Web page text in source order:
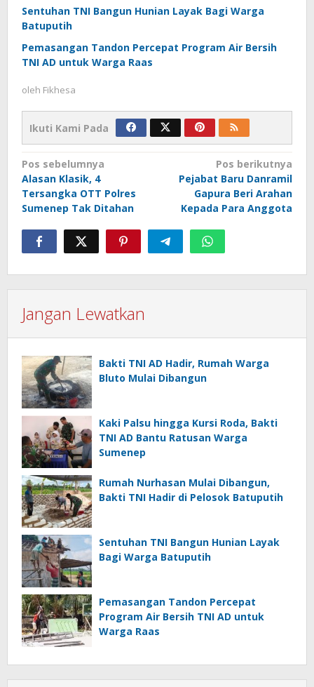
Sentuhan TNI Bangun Hunian Layak Bagi Warga
Batuputih
Pemasangan Tandon Percepat Program Air Bersih
TNI AD untuk Warga Raas
oleh Fikhesa
Ikuti Kami Pada
Navigasi
pos
Pos sebelumnya
Alasan Klasik, 4
Tersangka OTT Polres
Sumenep Tak Ditahan
Pos berikutnya
Pejabat Baru Danramil
Gapura Beri Arahan
Kepada Para Anggota
Jangan Lewatkan
Bakti TNI AD Hadir, Rumah Warga
Bluto Mulai Dibangun
Kaki Palsu hingga Kursi Roda, Bakti
TNI AD Bantu Ratusan Warga
Sumenep
Rumah Nurhasan Mulai Dibangun,
Bakti TNI Hadir di Pelosok Batuputih
Sentuhan TNI Bangun Hunian Layak
Bagi Warga Batuputih
Pemasangan Tandon Percepat
Program Air Bersih TNI AD untuk
Warga Raas